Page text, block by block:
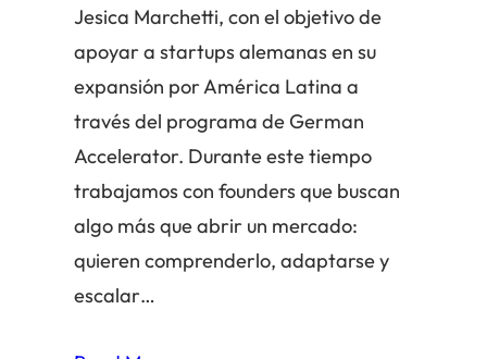
Jesica Marchetti, con el objetivo de
apoyar a startups alemanas en su
expansión por América Latina a
través del programa de German
Accelerator. Durante este tiempo
trabajamos con founders que buscan
algo más que abrir un mercado:
quieren comprenderlo, adaptarse y
escalar…